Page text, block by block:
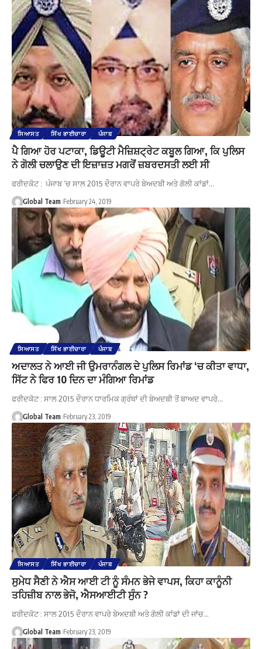
ਸਿਆਸਤ ਸਿੱਖ ਭਾਈਚਾਰਾ ਪੰਜਾਬ
ਪੈ ਗਿਆ ਹੋਰ ਪਟਾਕਾ, ਡਿਊਟੀ ਮੈਜ਼ਿਸ਼ਟ੍ਰੇਟ ਕਬੂਲ ਗਿਆ, ਕਿ ਪੁਲਿਸ
ਨੇ ਗੋਲੀ ਚਲਾਉਣ ਦੀ ਇਜ਼ਾਜ਼ਤ ਮਗਰੋਂ ਜ਼ਬਰਦਸਤੀ ਲਈ ਸੀ
ਫਰੀਦਕੋਟ : ਪੰਜਾਬ ‘ਚ ਸਾਲ 2015 ਦੌਰਾਨ ਵਾਪਰੇ ਬੇਅਦਬੀ ਅਤੇ ਗੋਲੀ ਕਾਂਡਾਂ…
Global Team February 24, 2019
ਸਿਆਸਤ ਸਿੱਖ ਭਾਈਚਾਰਾ ਪੰਜਾਬ
ਅਦਾਲਤ ਨੇ ਆਈ ਜੀ ਉਮਰਾਨੰਗਲ ਦੇ ਪੁਲਿਸ ਰਿਮਾਂਡ ‘ਚ ਕੀਤਾ ਵਾਧਾ,
ਸਿੱਟ ਨੇ ਫਿਰ 10 ਦਿਨ ਦਾ ਮੰਗਿਆ ਰਿਮਾਂਡ
ਫਰੀਦਕੋਟ : ਸਾਲ 2015 ਦੌਰਾਨ ਧਾਰਮਿਕ ਗ੍ਰੰਥਾਂ ਦੀ ਬੇਅਦਬੀ ਤੋਂ ਬਾਅਦ ਵਾਪਰੇ…
Global Team February 23, 2019
ਸਿਆਸਤ ਸਿੱਖ ਭਾਈਚਾਰਾ ਪੰਜਾਬ
ਸੁਮੇਧ ਸੈਣੀ ਨੇ ਐਸ ਆਈ ਟੀ ਨੂੰ ਸੰਮਨ ਭੇਜੇ ਵਾਪਸ, ਕਿਹਾ ਕਾਨੂੰਨੀ
ਤਹਿਜ਼ੀਬ ਨਾਲ ਭੇਜੋ, ਐਸਆਈਟੀ ਸੁੰਨ ?
ਫਰੀਦਕੋਟ : ਸਾਲ 2015 ਦੌਰਾਨ ਵਾਪਰੇ ਬੇਅਦਬੀ ਅਤੇ ਗੋਲੀ ਕਾਂਡਾਂ ਦੀ ਜਾਂਚ…
Global Team February 23, 2019